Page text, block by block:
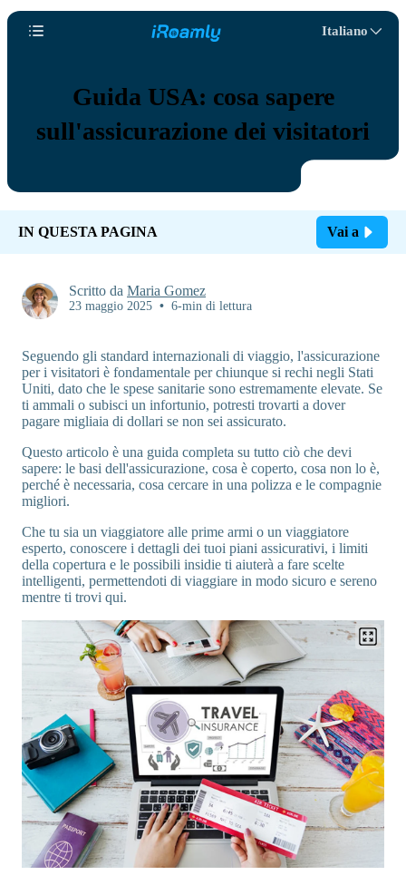
Italiano
Guida USA: cosa sapere
sull'assicurazione dei visitatori
IN QUESTA PAGINA Vai a
Scritto da Maria Gomez
23 maggio 2025 • 6-min di lettura
Seguendo gli standard internazionali di viaggio, l'assicurazione
per i visitatori è fondamentale per chiunque si rechi negli Stati
Uniti, dato che le spese sanitarie sono estremamente elevate. Se
ti ammali o subisci un infortunio, potresti trovarti a dover
pagare migliaia di dollari se non sei assicurato.
Questo articolo è una guida completa su tutto ciò che devi
sapere: le basi dell'assicurazione, cosa è coperto, cosa non lo è,
perché è necessaria, cosa cercare in una polizza e le compagnie
migliori.
Che tu sia un viaggiatore alle prime armi o un viaggiatore
esperto, conoscere i dettagli dei tuoi piani assicurativi, i limiti
della copertura e le possibili insidie ti aiuterà a fare scelte
intelligenti, permettendoti di viaggiare in modo sicuro e sereno
mentre ti trovi qui.